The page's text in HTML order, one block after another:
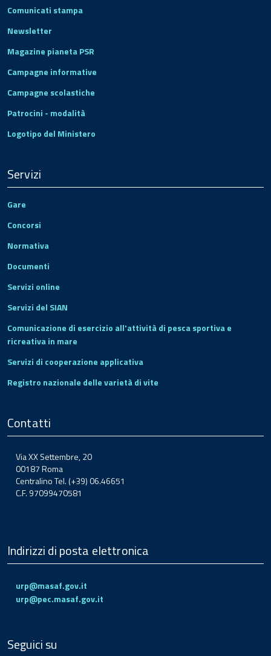
Comunicati stampa
Newsletter
Magazine pianeta PSR
Campagne informative
Campagne scolastiche
Patrocini - modalità
Logotipo del Ministero
Servizi
Gare
Concorsi
Normativa
Documenti
Servizi online
Servizi del SIAN
Comunicazione di esercizio all'attività di pesca sportiva e
ricreativa in mare
Servizi di cooperazione applicativa
Registro nazionale delle varietà di vite
Contatti
Via XX Settembre, 20
00187 Roma
Centralino Tel. (+39) 06.46651
C.F. 97099470581
Indirizzi di posta elettronica
urp@masaf.gov.it
urp@pec.masaf.gov.it
Seguici su